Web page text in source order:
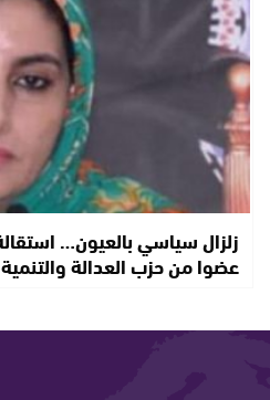
عضوا من حزب العدالة والتنمية